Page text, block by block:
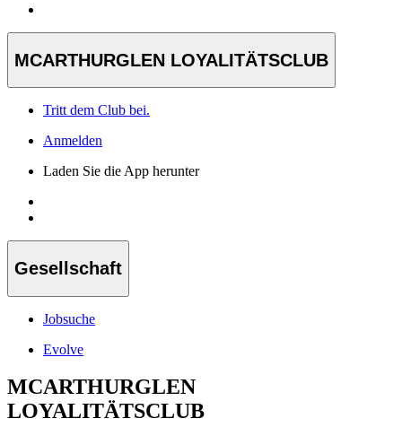
MCARTHURGLEN LOYALITÄTSCLUB
Tritt dem Club bei.
Anmelden
Laden Sie die App herunter
Gesellschaft
Jobsuche
Evolve
MCARTHURGLEN
LOYALITÄTSCLUB